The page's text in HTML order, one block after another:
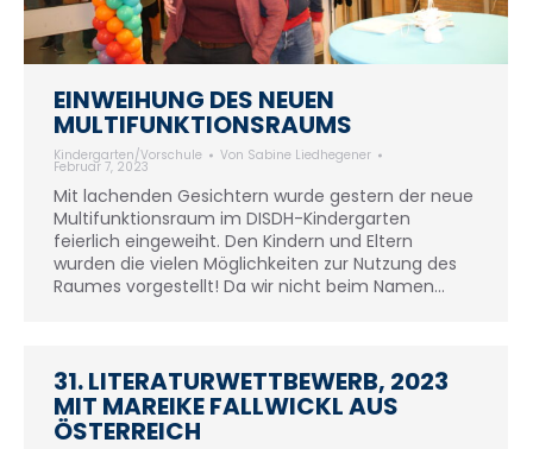
EINWEIHUNG DES NEUEN
MULTIFUNKTIONSRAUMS
Kindergarten/Vorschule Von Sabine Liedhegener
Februar 7, 2023
Mit lachenden Gesichtern wurde gestern der neue
Multifunktionsraum im DISDH-Kindergarten
feierlich eingeweiht. Den Kindern und Eltern
wurden die vielen Möglichkeiten zur Nutzung des
Raumes vorgestellt! Da wir nicht beim Namen…
31. LITERATURWETTBEWERB, 2023
MIT MAREIKE FALLWICKL AUS
ÖSTERREICH